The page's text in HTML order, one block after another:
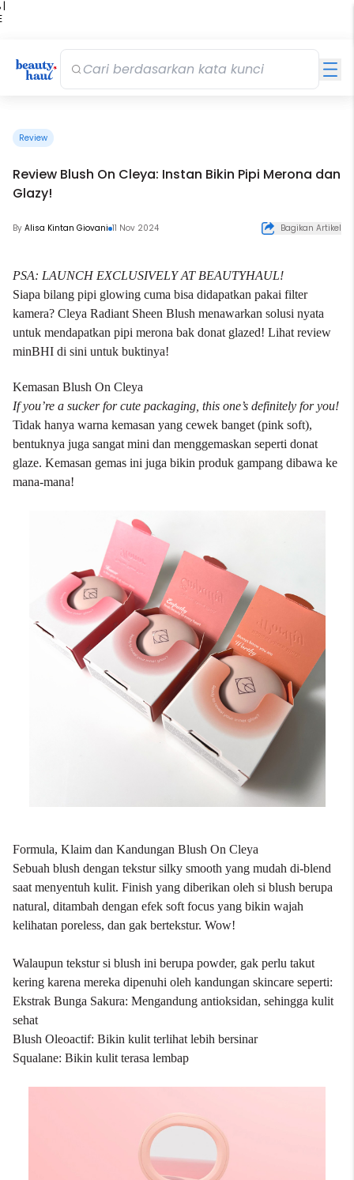
|
Review
Review Blush On Cleya: Instan Bikin Pipi Merona dan
Glazy!
By Alisa Kintan Giovani 11 Nov 2024 Bagikan Artikel
PSA: LAUNCH EXCLUSIVELY AT BEAUTYHAUL!
Siapa bilang pipi glowing cuma bisa didapatkan pakai filter
kamera? Cleya Radiant Sheen Blush menawarkan solusi nyata
untuk mendapatkan pipi merona bak donat glazed! Lihat review
minBHI di sini untuk buktinya!
Kemasan Blush On Cleya
If you’re a sucker for cute packaging, this one’s definitely for you!
Tidak hanya warna kemasan yang cewek banget (pink soft),
bentuknya juga sangat mini dan menggemaskan seperti donat
glaze. Kemasan gemas ini juga bikin produk gampang dibawa ke
mana-mana!
Formula, Klaim dan Kandungan Blush On Cleya
Sebuah blush dengan tekstur silky smooth yang mudah di-blend
saat menyentuh kulit. Finish yang diberikan oleh si blush berupa
natural, ditambah dengan efek soft focus yang bikin wajah
kelihatan poreless, dan gak bertekstur. Wow!
Walaupun tekstur si blush ini berupa powder, gak perlu takut
kering karena mereka dipenuhi oleh kandungan skincare seperti:
Ekstrak Bunga Sakura: Mengandung antioksidan, sehingga kulit
sehat
Blush Oleoactif: Bikin kulit terlihat lebih bersinar
Squalane: Bikin kulit terasa lembap